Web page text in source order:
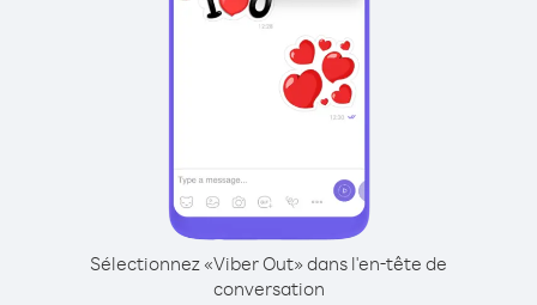
Sélectionnez «Viber Out» dans l'en-tête de
conversation